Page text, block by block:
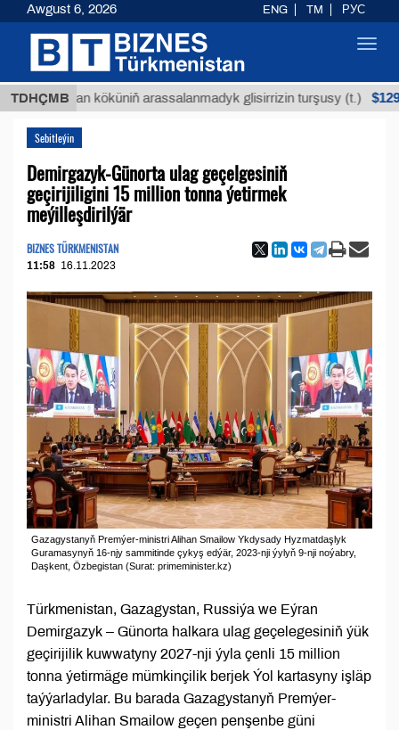
TDHÇMB
Buýan köküniň arassalanmadyk glisirrizin turşusy (t.) $12935,18
Sebitleýin
Demirgazyk-Günorta ulag geçelgesiniň
geçirijiligini 15 million tonna ýetirmek
meýilleşdirilýär
BIZNES TÜRKMENISTAN
11:58 16.11.2023
Gazagystanyň Premýer-ministri Alihan Smailow Ykdysady Hyzmatdaşlyk
Guramasynyň 16-njy sammitinde çykyş edýär, 2023-nji ýylyň 9-nji noýabry,
Daşkent, Özbegistan (Surat: primeminister.kz)
Türkmenistan, Gazagystan, Russiýa we Eýran
Demirgazyk – Günorta halkara ulag geçelegesiniň ýük
geçirijilik kuwwatyny 2027-nji ýyla çenli 15 million
tonna ýetirmäge mümkinçilik berjek Ýol kartasyny işläp
taýýarladylar. Bu barada Gazagystanyň Premýer-
ministri Alihan Smailow geçen penşenbe güni
Awgust 6, 2026 ENG TM РУС